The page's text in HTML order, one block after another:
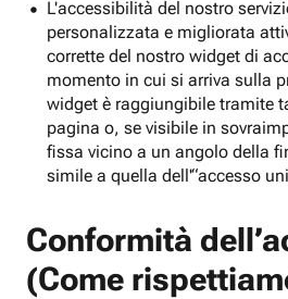
L'accessibilità del nostro
personalizzata e migliorata
corrette del nostro widget di
momento in cui si arriva sulla
widget è raggiungibile tramite
pagina o, se visibile in
fissa vicino a un angolo della
simile a quella dell'“accesso
Conformità
(Come